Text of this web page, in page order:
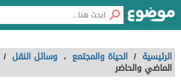
الرئيسية / الحياة والمجتمع ، وسائل النقل /
الماضي والحاضر